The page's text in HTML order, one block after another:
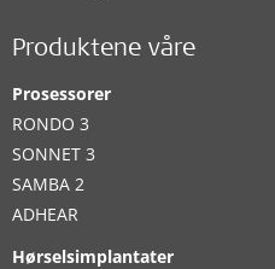
Produktene våre
Prosessorer
RONDO 3
SONNET 3
SAMBA 2
ADHEAR
Hørselsimplantater